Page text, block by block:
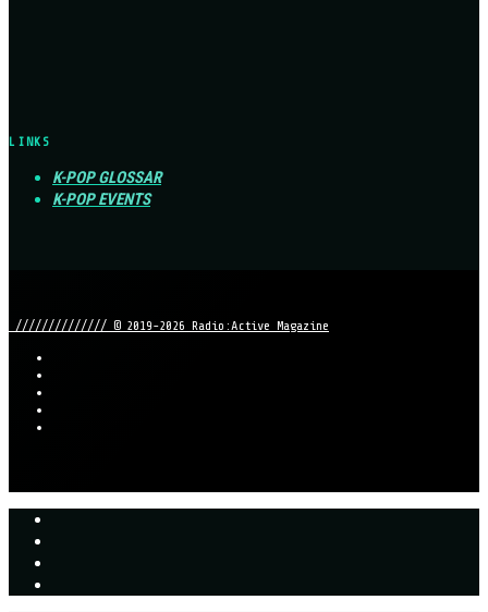
LINKS
K-POP GLOSSAR
K-POP EVENTS
////////////// © 2019-2026 Radio:Active Magazine